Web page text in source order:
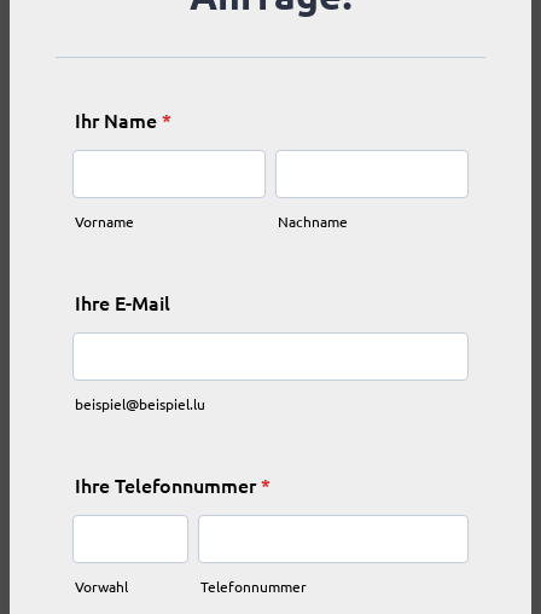
Ihr Name*
Vorname Nachname
Ihre E-Mail
beispiel@beispiel.lu
Ihre Telefonnummer*
Vorwahl Telefonnummer